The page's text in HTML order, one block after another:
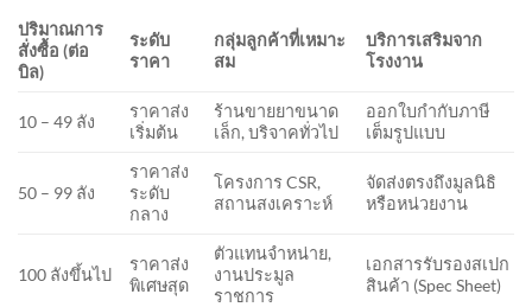
ปริมาณการ
สั่งซื้อ (ต่อ
บิล)
ระดับ
ราคา
กลุ่มลูกค้าที่เหมาะ
สม
บริการเสริมจาก
โรงงาน
10 – 49 ลัง
ราคาส่ง
เริ่มต้น
ร้านขายยาขนาด
เล็ก, บริจาคทั่วไป
ออกใบกำกับภาษี
เต็มรูปแบบ
50 – 99 ลัง
ราคาส่ง
ระดับ
กลาง
โครงการ CSR,
สถานสงเคราะห์
จัดส่งตรงถึงมูลนิธิ
หรือหน่วยงาน
100 ลังขึ้นไป
ราคาส่ง
พิเศษสุด
ตัวแทนจำหน่าย,
งานประมูล
ราชการ
เอกสารรับรองสเปก
สินค้า (Spec Sheet)